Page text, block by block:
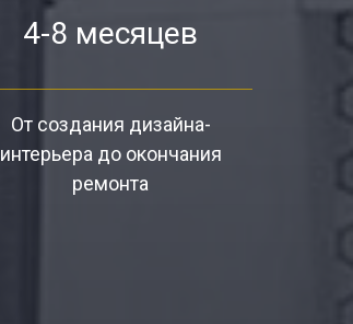
4-8 месяцев
От создания дизайна-
интерьера до окончания
ремонта